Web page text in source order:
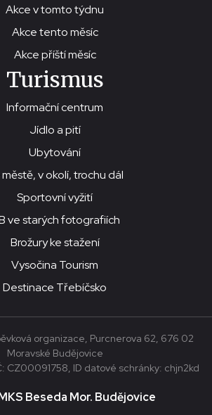
Akce v tomto týdnu
Akce tento měsíc
Akce příští měsíc
Turismus
Informační centrum
Jídlo a pití
Ubytování
v okolí, trochu dál
Sportovní vyžití
ve starých fotografiích
Brožury ke stažení
Vysočina Tourism
Destinace Třebíčsko
Beseda Mor. Budějovice
organizace, Purcnerova 62, 676 02
Moravské Budějovice
CZ00091758, ID datové schránky: chjn2kd